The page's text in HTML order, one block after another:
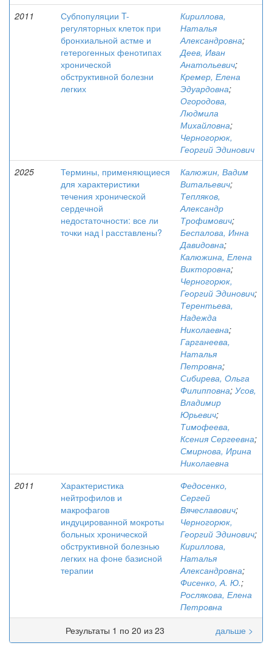
2011
Субпопуляции T-
регуляторных клеток при
бронхиальной астме и
гетерогенных фенотипах
хронической
обструктивной болезни
легких
Кириллова,
Наталья
Александровна;
Деев, Иван
Анатольевич;
Кремер, Елена
Эдуардовна;
Огородова,
Людмила
Михайловна;
Черногорюк,
Георгий Эдинович
2025
Термины, применяющиеся
для характеристики
течения хронической
сердечной
недостаточности: все ли
точки над i расставлены?
Калюжин, Вадим
Витальевич;
Тепляков,
Александр
Трофимович;
Беспалова, Инна
Давидовна;
Калюжина, Елена
Викторовна;
Черногорюк,
Георгий Эдинович;
Терентьева,
Надежда
Николаевна;
Гарганеева,
Наталья
Петровна;
Сибирева, Ольга
Филипповна; Усов,
Владимир
Юрьевич;
Тимофеева,
Ксения Сергеевна;
Смирнова, Ирина
Николаевна
2011
Характеристика
нейтрофилов и
макрофагов
индуцированной мокроты
больных хронической
обструктивной болезнью
легких на фоне базисной
терапии
Федосенко,
Сергей
Вячеславович;
Черногорюк,
Георгий Эдинович;
Кириллова,
Наталья
Александровна;
Фисенко, А. Ю.;
Рослякова, Елена
Петровна
Результаты 1 по 20 из 23
дальше >